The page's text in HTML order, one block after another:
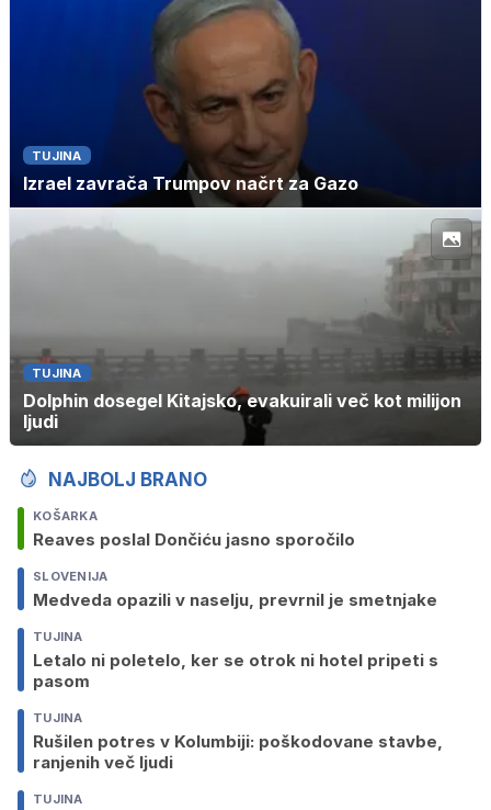
TUJINA
Izrael zavrača Trumpov načrt za Gazo
TUJINA
Dolphin dosegel Kitajsko, evakuirali več kot milijon
ljudi
NAJBOLJ BRANO
KOŠARKA
Reaves poslal Dončiću jasno sporočilo
SLOVENIJA
Medveda opazili v naselju, prevrnil je smetnjake
TUJINA
Letalo ni poletelo, ker se otrok ni hotel pripeti s
pasom
TUJINA
Rušilen potres v Kolumbiji: poškodovane stavbe,
ranjenih več ljudi
TUJINA